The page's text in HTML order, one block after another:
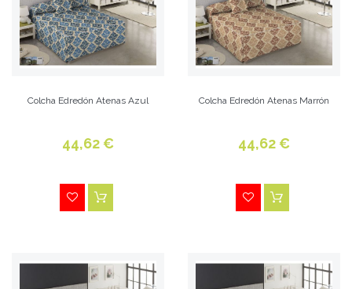
Colcha Edredón Atenas Azul
44,62 €
Colcha Edredón Atenas Marrón
44,62 €